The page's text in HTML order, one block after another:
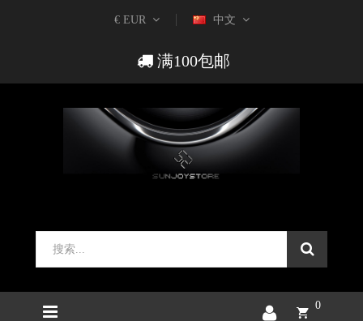
€ EUR 中文
满100包邮
0